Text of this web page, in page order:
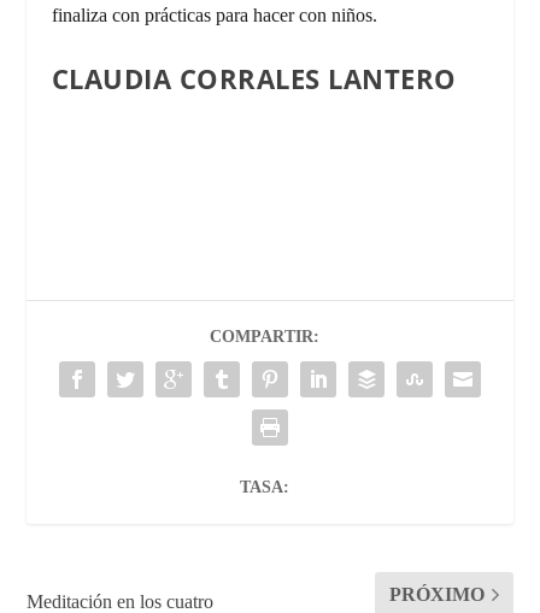
finaliza con prácticas para hacer con niños.
CLAUDIA CORRALES LANTERO
COMPARTIR:
TASA:
Meditación en los cuatro
PRÓXIMO